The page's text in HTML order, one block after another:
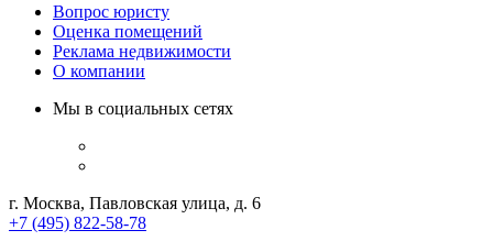
Вопрос юристу
Оценка помещений
Реклама недвижимости
О компании
Мы в социальных сетях
г. Москва, Павловская улица, д. 6
+7 (495) 822-58-78